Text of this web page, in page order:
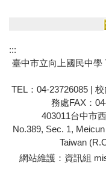
:::
臺中市立向上國民中學
TEL：04-23726085 | 校
務處FAX：
403011台中市
No.389, Sec. 1,
Taiwan
網站維護：資訊組